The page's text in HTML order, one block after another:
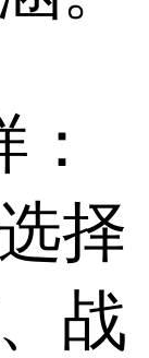
择
战